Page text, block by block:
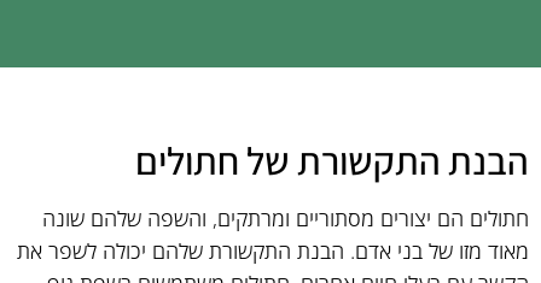
הבנת התקשורת של חתולים
חתולים הם יצורים מסתוריים ומרתקים, והשפה שלהם שונה
מאוד מזו של בני אדם. הבנת התקשורת שלהם יכולה לשפר את